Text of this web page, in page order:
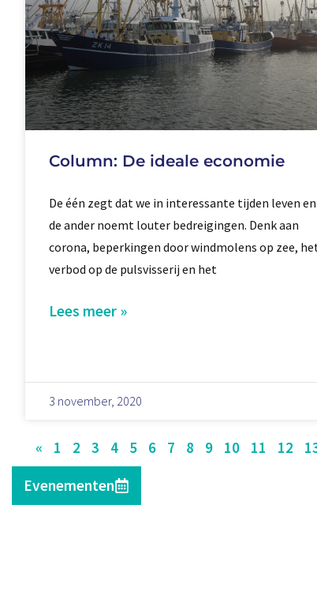
Column: De ideale economie
De één zegt dat we in interessante tijden leven en
de ander noemt louter bedreigingen. Denk aan
corona, beperkingen door windmolens op zee,
verbod op de pulsvisserij en het
Lees meer »
3 november, 2020
« 1 2 3 4 5 6 7 8 9 10 11 12
Evenementen